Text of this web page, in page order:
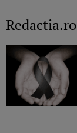
Redactia.ro